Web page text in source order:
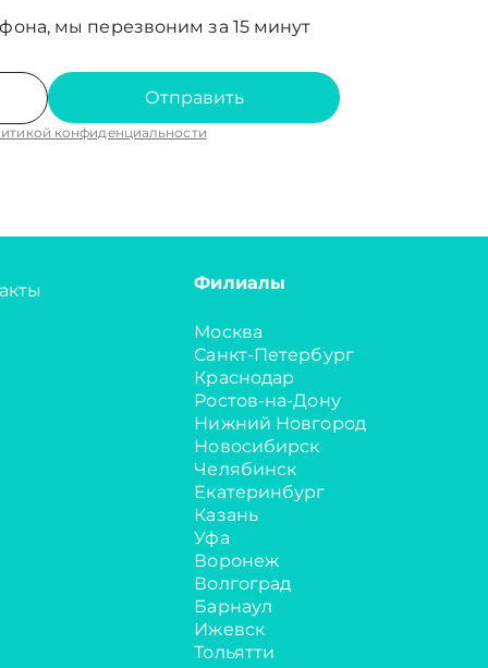
мы перезвоним за 15 минут
Отправить
конфиденциальности
Филиалы
Москва
Санкт-Петербург
Краснодар
Ростов-на-Дону
Нижний Новгород
Новосибирск
Челябинск
Екатеринбург
Казань
Уфа
Воронеж
Волгоград
Барнаул
Ижевск
Тольятти